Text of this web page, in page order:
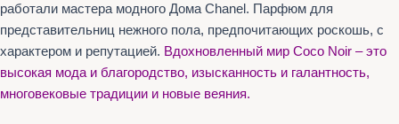
работали мастера модного Дома Chanel. Парфюм для
представительниц нежного пола, предпочитающих роскошь, с
характером и репутацией. Вдохновленный мир Coco Noir – это
высокая мода и благородство, изысканность и галантность,
многовековые традиции и новые веяния.